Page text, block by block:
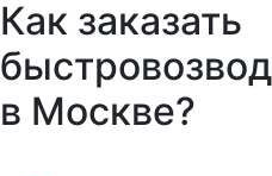
Как заказать
в Москве?